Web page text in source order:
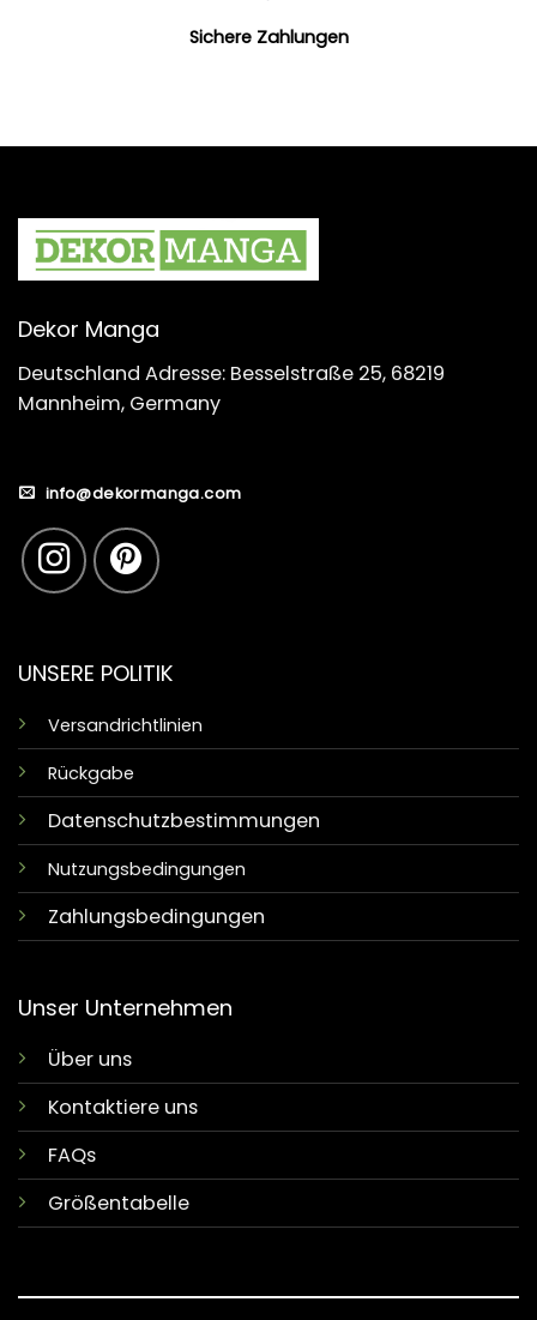
Sichere Zahlungen
Dekor Manga
Deutschland Adresse: Besselstraße 25, 68219
Mannheim, Germany
info@dekormanga.com
UNSERE POLITIK
Versandrichtlinien
Rückgabe
Datenschutzbestimmungen
Nutzungsbedingungen
Zahlungsbedingungen
Unser Unternehmen
Über uns
Kontaktiere uns
FAQs
Größentabelle